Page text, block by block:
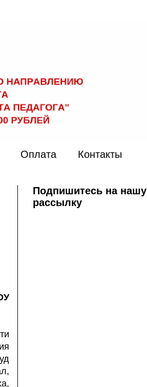
Оплата Контакты
Подпишитесь на нашу
рассылку